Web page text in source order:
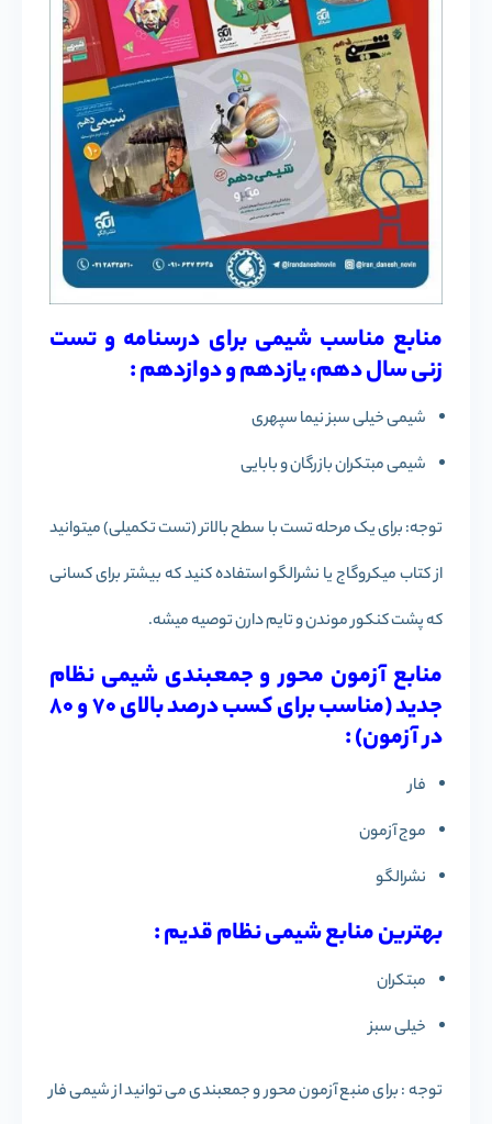
منابع مناسب شیمی برای درسنامه و تست
زنی سال دهم، یازدهم و دوازدهم :
شیمی خیلی سبز نیما سپهری
شیمی مبتکران بازرگان و بابایی
توجه: برای یک مرحله تست با سطح بالاتر (تست تکمیلی) میتوانید
از کتاب میکروگاج یا نشرالگو استفاده کنید که بیشتر برای کسانی
که پشت کنکور موندن و تایم دارن توصیه میشه.
منابع آزمون محور و جمعبندی شیمی نظام
جدید (مناسب برای کسب درصد بالای 70 و 80
در آزمون) :
فار
موج آزمون
نشرالگو
بهترین منابع شیمی نظام قدیم :
مبتکران
خیلی سبز
توجه : برای منبع آزمون محور و جمعبندی می توانید از شیمی فار